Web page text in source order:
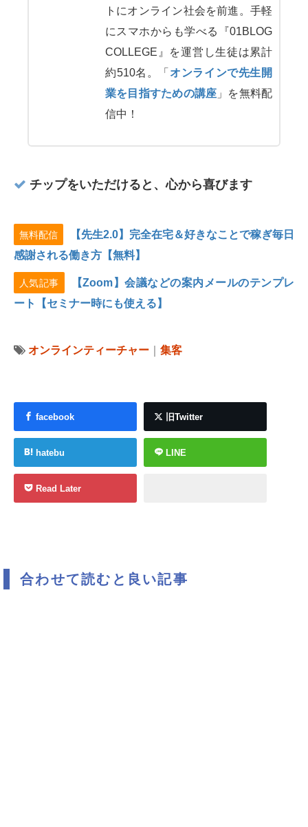
トにオンライン社会を前進。手軽
にスマホからも学べる『01BLOG
COLLEGE』を運営し生徒は累計
約510名。「 オンラインで先生開
業を目指すための講座 」を無料配
信中！
チップをいただけると、心から喜びます
無料配信
【先生2.0】完全在宅＆好きなことで稼ぎ毎日
感謝される働き方【無料】
人気記事
【Zoom】会議などの案内メールのテンプレ
ート【セミナー時にも使える】
オンラインティーチャー 集客
facebook 旧Twitter
hatebu LINE
Read Later
合わせて読むと良い記事